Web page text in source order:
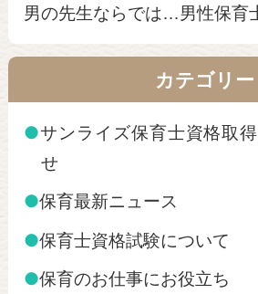
男の先生ならでは…男性保育
カテゴリー
●サンライズ保育士資格取
せ
●保育最新ニュース
●保育士資格試験について
●保育のお仕事にお役立ち